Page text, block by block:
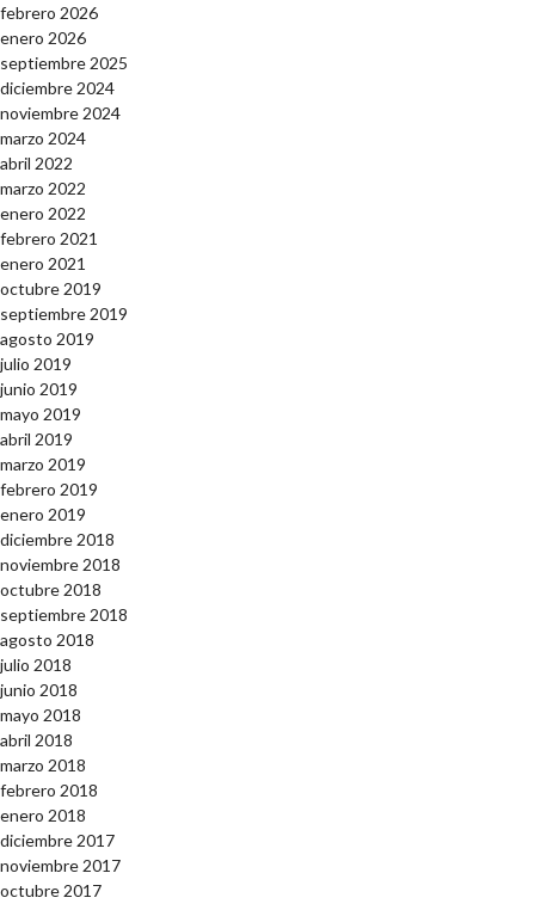
febrero 2026
enero 2026
septiembre 2025
diciembre 2024
noviembre 2024
marzo 2024
abril 2022
marzo 2022
enero 2022
febrero 2021
enero 2021
octubre 2019
septiembre 2019
agosto 2019
julio 2019
junio 2019
mayo 2019
abril 2019
marzo 2019
febrero 2019
enero 2019
diciembre 2018
noviembre 2018
octubre 2018
septiembre 2018
agosto 2018
julio 2018
junio 2018
mayo 2018
abril 2018
marzo 2018
febrero 2018
enero 2018
diciembre 2017
noviembre 2017
octubre 2017